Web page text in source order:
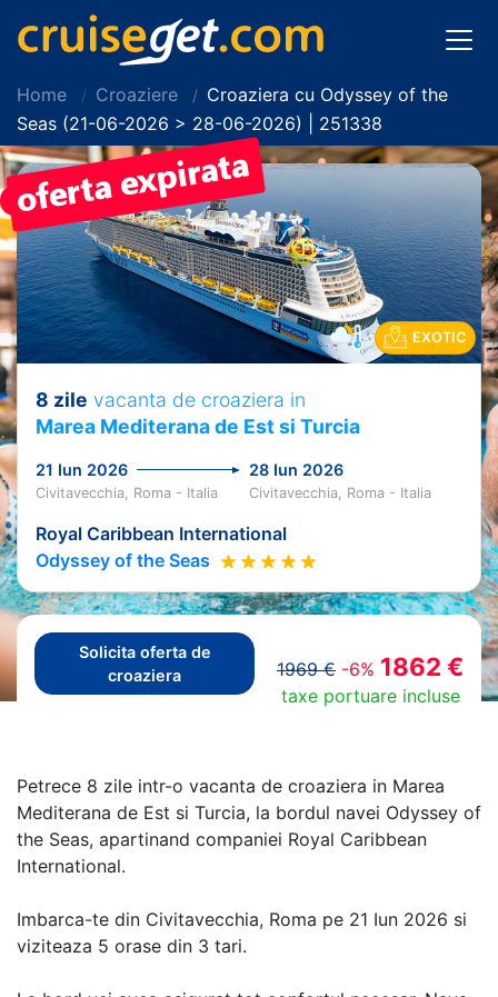
Home Croaziere
Croaziera cu Odyssey of the
Seas (21-06-2026 > 28-06-2026) | 251338
PRET REDUS!
EXOTIC
8 zile vacanta de croaziera in
Marea Mediterana de Est si Turcia
21 Iun 2026 28 Iun 2026
Civitavecchia, Roma - Italia Civitavecchia, Roma - Italia
Royal Caribbean International
Odyssey of the Seas
Solicita oferta de
croaziera
1969 € -6% 1862 €
taxe portuare incluse
Petrece 8 zile intr-o vacanta de croaziera in Marea
Mediterana de Est si Turcia, la bordul navei Odyssey of
the Seas, apartinand companiei Royal Caribbean
International.
Imbarca-te din Civitavecchia, Roma pe 21 Iun 2026 si
viziteaza 5 orase din 3 tari.